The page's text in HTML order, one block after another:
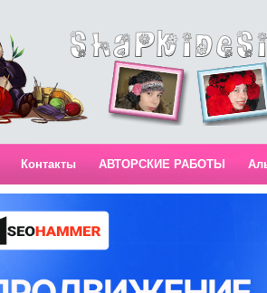
Контакты АВТОРСКИЕ РАБОТЫ